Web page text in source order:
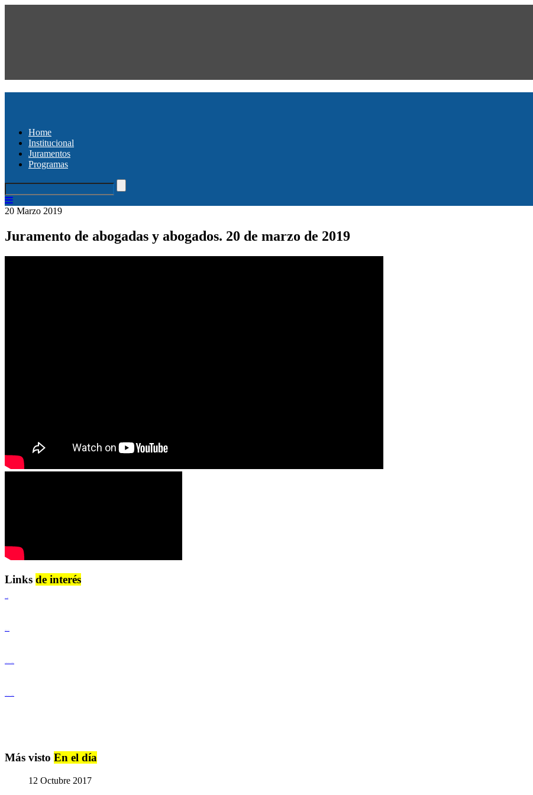
Home
Institucional
Juramentos
Programas
20 Marzo 2019
Juramento de abogadas y abogados. 20 de marzo de 2019
Links de interés
Más visto En el día
12 Octubre 2017